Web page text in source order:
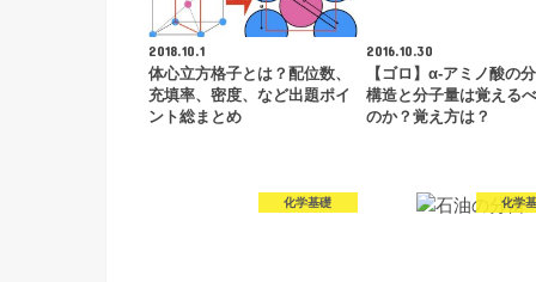
2018.10.1
体心立方格子とは？配位数、
充填率、密度、など出題ポイ
ント総まとめ
2016.10.30
【ゴロ】α-アミノ酸の
構造と分子量は覚える
のか？覚え方は？
化学基礎 化学